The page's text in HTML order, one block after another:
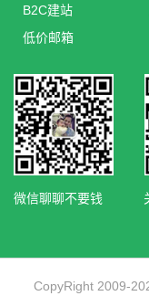
B2C建站
低价邮箱
微信聊聊不要钱
CopyRight 2009-